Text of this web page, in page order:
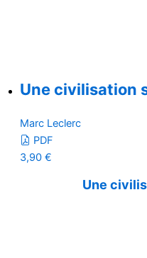
Une civilisation
Marc Leclerc
PDF
3,90 €
Une